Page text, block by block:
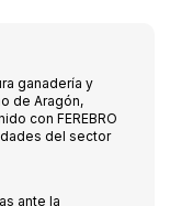
ganadería y
de Aragón,
con FEREBRO
del sector
ante la